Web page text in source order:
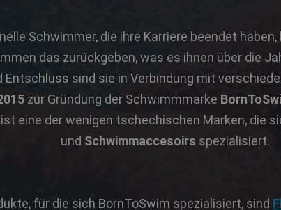
Schwimmer, die ihre Karriere beendet
das zurückgeben, was es ihnen über die
Entschluss sind sie in Verbindung mit
zur Gründung der Schwimmmarke
eine der wenigen tschechischen Marken, die
und Schwimmaccesoirs spezialisiert.
für die sich BornToSwim spezialisiert, sind